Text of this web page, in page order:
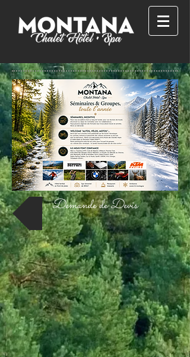
Demande de Devis